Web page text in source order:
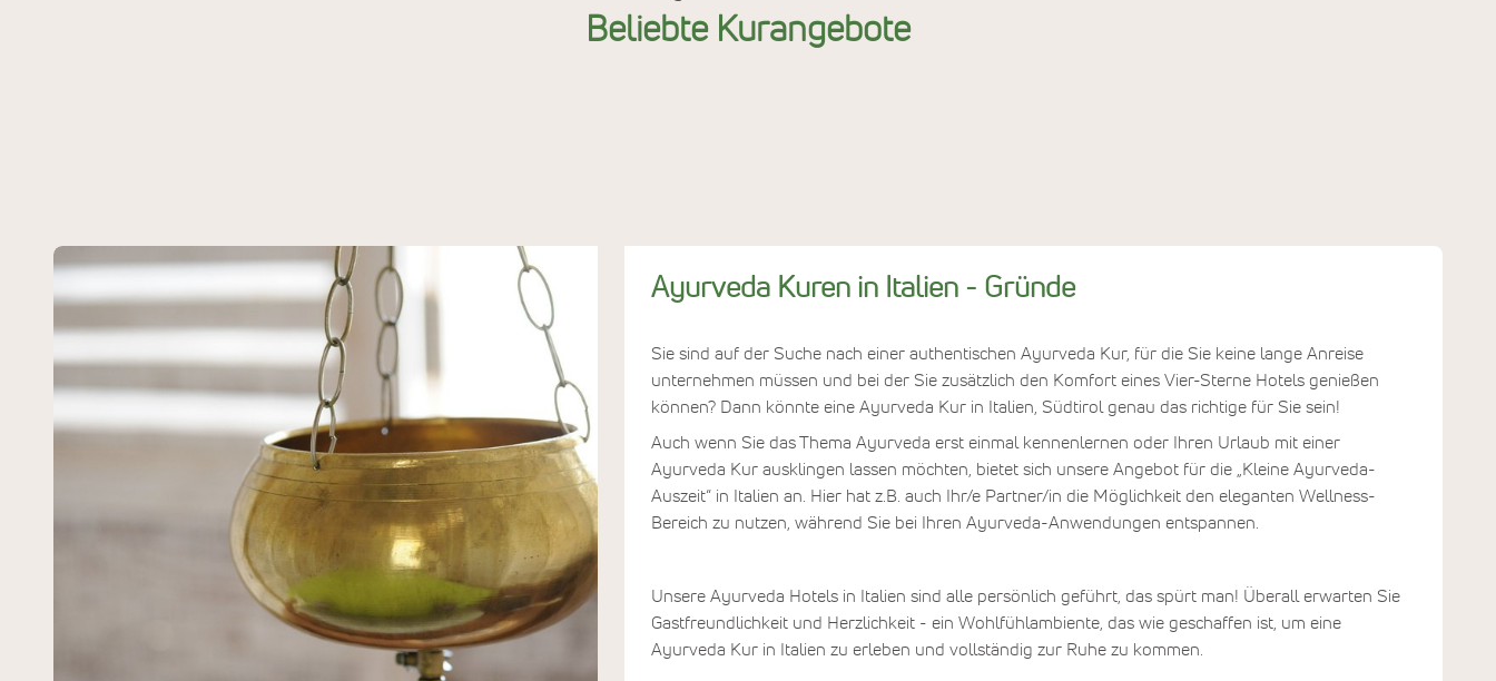
Beliebte Kurangebote
Ayurveda Kuren in Italien - Gründe
Sie sind auf der Suche nach einer authentischen Ayurveda Kur, für die Sie keine lange Anreise
unternehmen müssen und bei der Sie zusätzlich den Komfort eines Vier-Sterne Hotels genießen
können? Dann könnte eine Ayurveda Kur in Italien, Südtirol genau das richtige für Sie sein!
Auch wenn Sie das Thema Ayurveda erst einmal kennenlernen oder Ihren Urlaub mit einer
Ayurveda Kur ausklingen lassen möchten, bietet sich unsere Angebot für die „Kleine Ayurveda-
Auszeit“ in Italien an. Hier hat z.B. auch Ihr/e Partner/in die Möglichkeit den eleganten Wellness-
Bereich zu nutzen, während Sie bei Ihren Ayurveda-Anwendungen entspannen.
Unsere Ayurveda Hotels in Italien sind alle persönlich geführt, das spürt man! Überall erwarten Sie
Gastfreundlichkeit und Herzlichkeit - ein Wohlfühlambiente, das wie geschaffen ist, um eine
Ayurveda Kur in Italien zu erleben und vollständig zur Ruhe zu kommen.